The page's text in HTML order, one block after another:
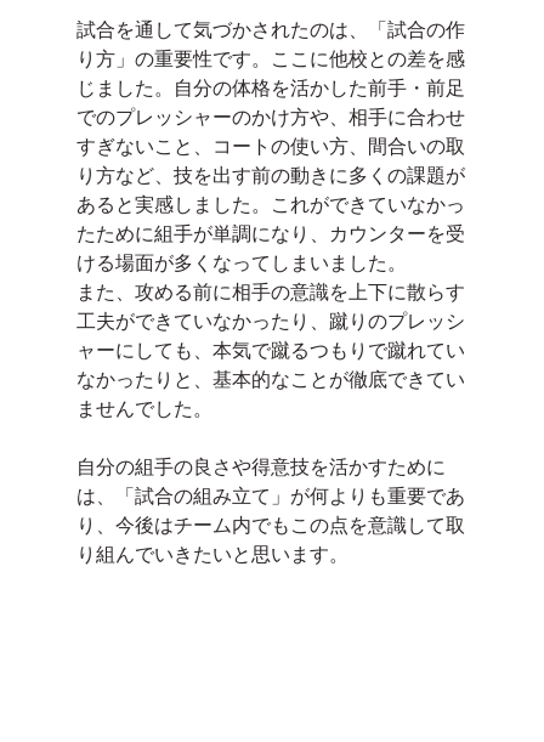
試合を通して気づかされたのは、「試合の作
り方」の重要性です。ここに他校との差を感
じました。自分の体格を活かした前手・前足
でのプレッシャーのかけ方や、相手に合わせ
すぎないこと、コートの使い方、間合いの取
り方など、技を出す前の動きに多くの課題が
あると実感しました。これができていなかっ
たために組手が単調になり、カウンターを受
ける場面が多くなってしまいました。
また、攻める前に相手の意識を上下に散らす
工夫ができていなかったり、蹴りのプレッシ
ャーにしても、本気で蹴るつもりで蹴れてい
なかったりと、基本的なことが徹底できてい
ませんでした。
自分の組手の良さや得意技を活かすために
は、「試合の組み立て」が何よりも重要であ
り、今後はチーム内でもこの点を意識して取
り組んでいきたいと思います。